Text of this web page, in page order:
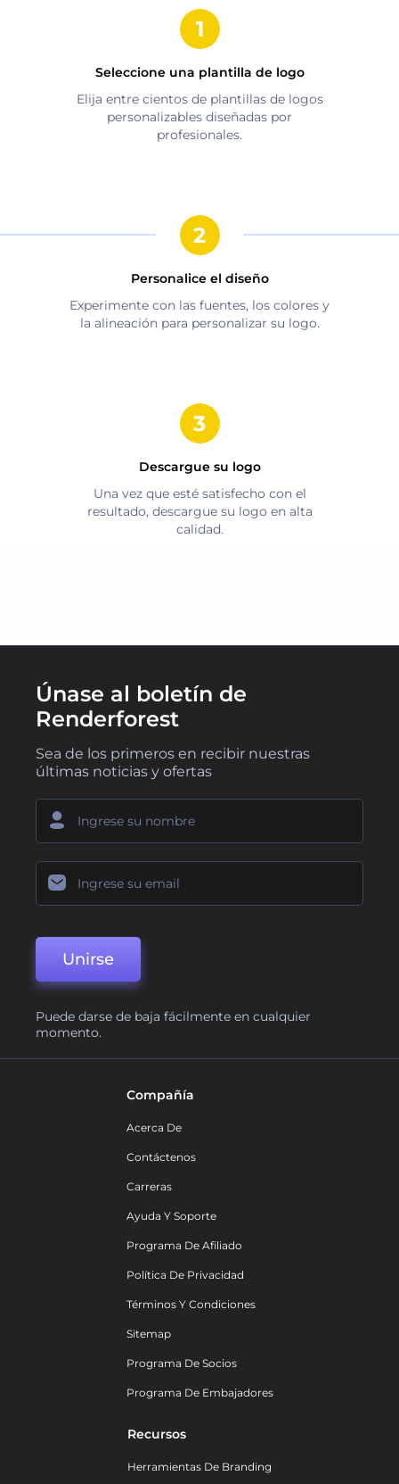
Seleccione una plantilla de logo
Elija entre cientos de plantillas de logos
personalizables diseñadas por
profesionales.
Personalice el diseño
Experimente con las fuentes, los colores y
la alineación para personalizar su logo.
Descargue su logo
Una vez que esté satisfecho con el
resultado, descargue su logo en alta
calidad.
Únase al boletín de
Renderforest
Sea de los primeros en recibir nuestras
últimas noticias y ofertas
Unirse
Puede darse de baja fácilmente en cualquier
momento.
Compañía
Acerca De
Contáctenos
Carreras
Ayuda Y Soporte
Programa De Afiliado
Política De Privacidad
Términos Y Condiciones
Sitemap
Programa De Socios
Programa De Embajadores
Recursos
Herramientas De Branding